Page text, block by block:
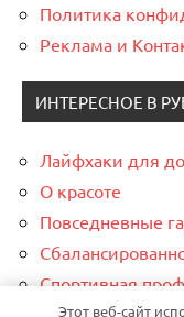
Политика
Реклама и
ИНТЕРЕСНОЕ В
Лайфхаки для
О красоте
Повседневные
Спортивная
Этот веб-сайт